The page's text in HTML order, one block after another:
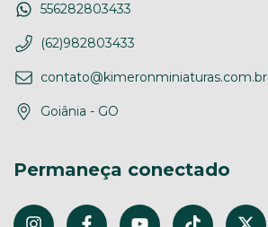
556282803433
(62)982803433
contato@kimeronminiaturas.com.br
Goiânia - GO
Permaneça conectado